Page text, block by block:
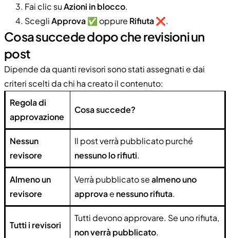
Fai clic suAzioni in blocco.
ScegliApprova✅ oppure Rifiuta❌.
Cosa succede dopo che revisioni un
post
Dipende da quanti revisori sono stati assegnati e dai
criteri scelti da chi ha creato il contenuto:
Regola di
approvazione
Cosa succede?
Nessun
revisore
Il post verrà pubblicato purché
nessuno lo rifiuti.
Almeno un
revisore
Verrà pubblicato sealmeno uno
approvae nessuno rifiuta.
Tutti i revisori
Tutti devono approvare. Se uno rifiuta,
non verrà pubblicato.